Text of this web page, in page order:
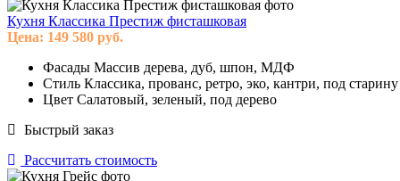
Кухня Классика Престиж фисташковая
Цена: 149 580 руб.
Фасады Массив дерева, дуб, шпон, МДФ
Стиль Классика, прованс, ретро, эко, кантри, под старину
Цвет Салатовый, зеленый, под дерево
Быстрый заказ
Рассчитать стоимость